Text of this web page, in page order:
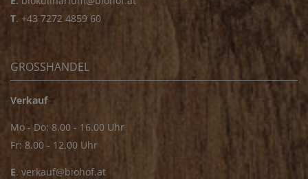
T. +43 7272 4859 60
GROSSHANDEL
Verkauf
Mo - Do: 8.00 - 16.00 Uhr
Fr: 8.00 - 12.00 Uhr
E. verkauf@biohof.at